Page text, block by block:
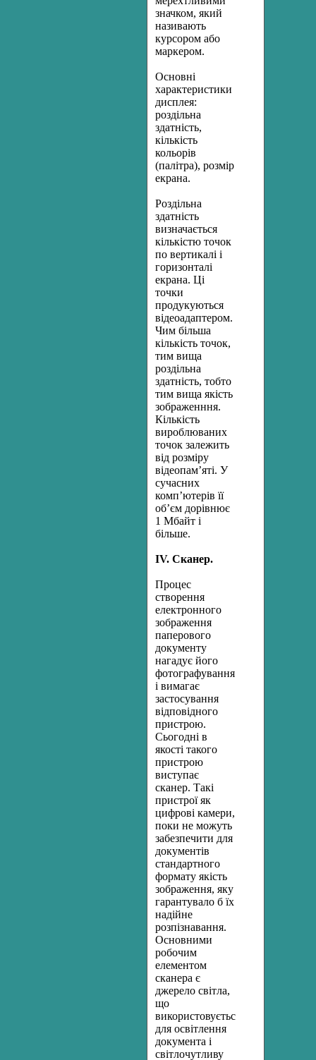
значком, який
називають
курсором або
маркером.
Основні
характеристики
дисплея:
роздільна
здатність,
кількість
кольорів
(палітра), розмір
екрана.
Роздільна
здатність
визначається
кількістю точок
по вертикалі і
горизонталі
екрана. Ці
точки
продукуються
відеоадаптером.
Чим більша
кількість точок,
тим вища
роздільна
здатність, тобто
тим вища якість
зображенння.
Кількість
вироблюваних
точок залежить
від розміру
відеопам’яті. У
сучасних
комп’ютерів її
об’єм дорівнює
1 Мбайт і
більше.
IV. Сканер.
Процес
створення
електронного
зображення
паперового
документу
нагадує його
фотографування
і вимагає
застосування
відповідного
пристрою.
Сьогодні в
якості такого
пристрою
виступає
сканер. Такі
пристрої як
цифрові камери,
поки не можуть
забезпечити для
документів
стандартного
формату якість
зображення, яку
гарантувало б їх
надійне
розпізнавання.
Основними
робочим
елементом
сканера є
джерело світла,
що
використовується
для освітлення
документа і
світлочутливу